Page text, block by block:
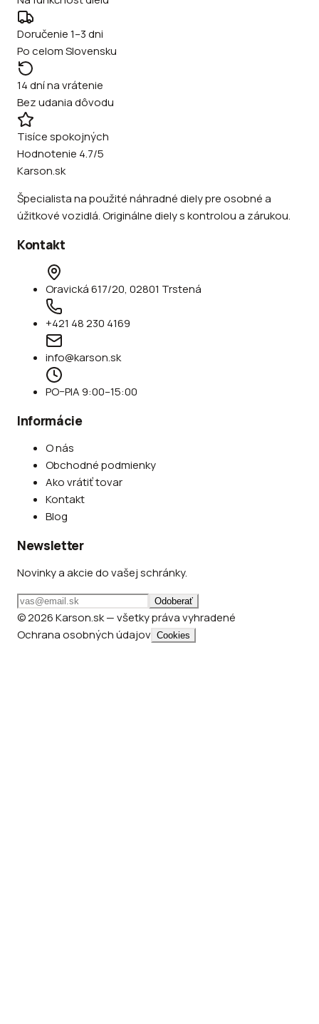
Doručenie 1–3 dni
Po celom Slovensku
14 dní na vrátenie
Bez udania dôvodu
Tisíce spokojných
Hodnotenie 4.7/5
Karson.sk
Špecialista na použité náhradné diely pre osobné a
úžitkové vozidlá. Originálne diely s kontrolou a zárukou.
Kontakt
Oravická 617/20, 02801 Trstená
+421 48 230 4169
info@karson.sk
PO–PIA 9:00–15:00
Informácie
O nás
Obchodné podmienky
Ako vrátiť tovar
Kontakt
Blog
Newsletter
Novinky a akcie do vašej schránky.
Odoberať
© 2026 Karson.sk — všetky práva vyhradené
Ochrana osobných údajov Cookies